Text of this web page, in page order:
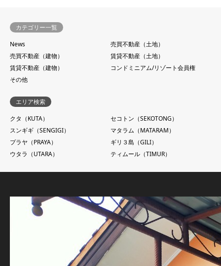
カテゴリー一覧
News
売買不動産（土地）
売買不動産（建物）
賃貸不動産（土地）
賃貸不動産（建物）
コンドミニアム/リゾート会員権
その他
エリア検索
クタ（KUTA）
セコトン（SEKOTONG）
スンギギ（SENGIGI）
マタラム（MATARAM）
プラヤ（PRAYA）
ギリ３島（GILI）
ウタラ（UTARA）
ティムール（TIMUR）